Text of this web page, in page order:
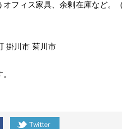
フィス家具、余剰在庫など。
掛川市 菊川市